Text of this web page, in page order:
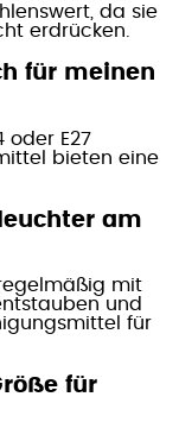
da sie
erdrücken.
für meinen
oder E27
bieten eine
am
mit
und
für
für